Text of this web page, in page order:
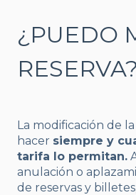
¿PUEDO
RESERVA?
La modificación de
hacer siempre y
tarifa lo permitan.
anulación o
de reservas y